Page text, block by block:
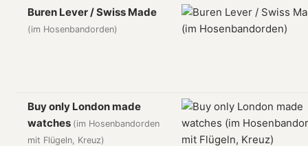
Buren Lever / Swiss Made
(im Hosenbandorden)
Buy only London made
watches (im Hosenbandorden
mit Flügeln, Kreuz)